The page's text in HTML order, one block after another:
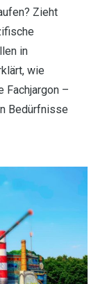
Zieht
in
wie
Fachjargon –
Bedürfnisse